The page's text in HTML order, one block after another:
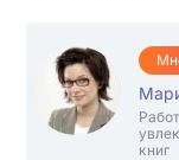
книг